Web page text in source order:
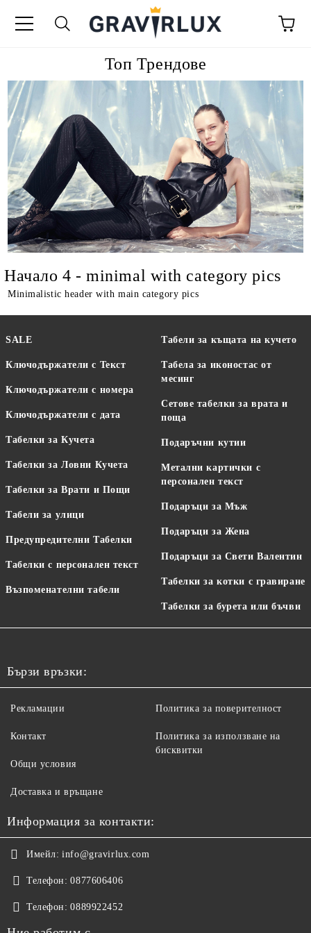
Топ Трендове
Начало 4 - minimal with category pics
Minimalistic header with main category pics
SALE
Ключодържатели с Текст
Ключодържатели с номера
Ключодържатели с дата
Табелки за Кучета
Табелки за Ловни Кучета
Табелки за Врати и Пощи
Табели за улици
Предупредителни Табелки
Табелки с персонален текст
Възпоменателни табели
Табели за къщата на кучето
Табела за иконостас от
месинг
Сетове табелки за врата и
поща
Подаръчни кутии
Метални картички с
персонален текст
Подаръци за Мъж
Подаръци за Жена
Подаръци за Свети Валентин
Табелки за котки с гравиране
Табелки за бурета или бъчви
Бързи връзки:
Рекламации
Контакт
Общи условия
Доставка и връщане
Политика за поверителност
Политика за използване на
бисквитки
Информация за контакти:
Имейл: info@gravirlux.com
Телефон: 0877606406
Телефон: 0889922452